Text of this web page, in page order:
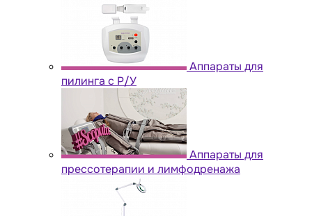
Аппараты для
пилинга с Р/У
Аппараты для
прессотерапии и лимфодренажа